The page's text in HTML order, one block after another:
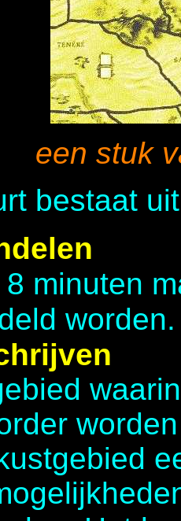
een stuk
bestaat
minuten
worden.